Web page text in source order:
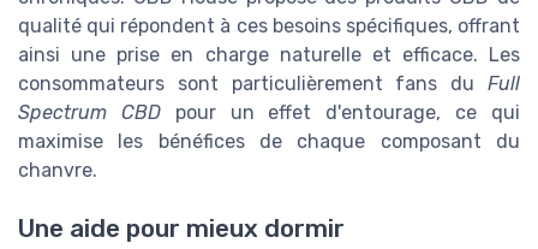
qualité qui répondent à ces besoins spécifiques, offrant
ainsi une prise en charge naturelle et efficace. Les
consommateurs sont particulièrement fans du Full
Spectrum CBDpour un effet d'entourage, ce qui
maximise les bénéfices de chaque composant du
chanvre.
Une aide pour mieux dormir